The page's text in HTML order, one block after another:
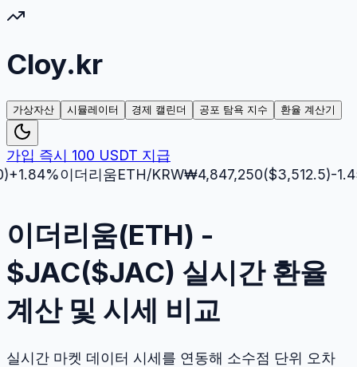
Cloy.kr
가상자산 시뮬레이터 경제 캘린더 공포 탐욕 지수 환율 계산기
가입 즉시 100 USDT 지급
%이더리움ETH/KRW₩4,847,250($3,512.5)-1.45%
이더리움(ETH) -
$JAC($JAC) 실시간 환율
계산 및 시세 비교
실시간 마켓 데이터 시세를 연동해 소수점 단위 오차